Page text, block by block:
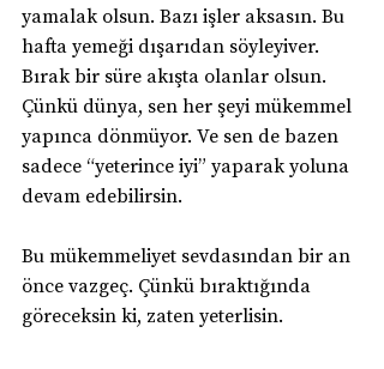
yamalak olsun. Bazı işler aksasın. Bu
hafta yemeği dışarıdan söyleyiver.
Bırak bir süre akışta olanlar olsun.
Çünkü dünya, sen her şeyi mükemmel
yapınca dönmüyor. Ve sen de bazen
sadece “yeterince iyi” yaparak yoluna
devam edebilirsin.
Bu mükemmeliyet sevdasından bir an
önce vazgeç. Çünkü bıraktığında
göreceksin ki, zaten yeterlisin.